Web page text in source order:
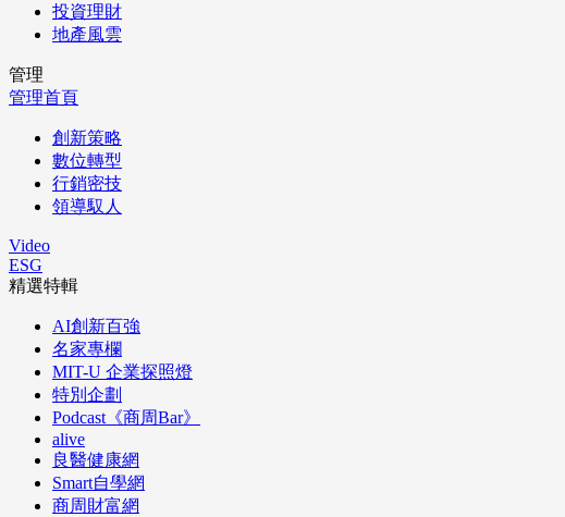
投資理財
地產風雲
管理
管理首頁
創新策略
數位轉型
行銷密技
領導馭人
Video
ESG
精選特輯
AI創新百強
名家專欄
MIT-U 企業探照燈
特別企劃
Podcast《商周Bar》
alive
良醫健康網
Smart自學網
商周財富網